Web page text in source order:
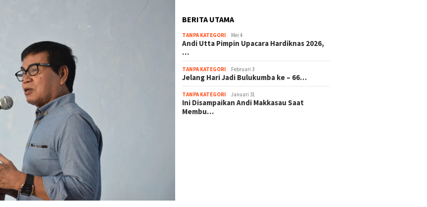
BERITA UTAMA
TANPA KATEGORI Mei 4
Andi Utta Pimpin Upacara Hardiknas 2026,
…
TANPA KATEGORI Februari 3
Jelang Hari Jadi Bulukumba ke – 66…
TANPA KATEGORI Januari 31
Ini Disampaikan Andi Makkasau Saat
Membu…